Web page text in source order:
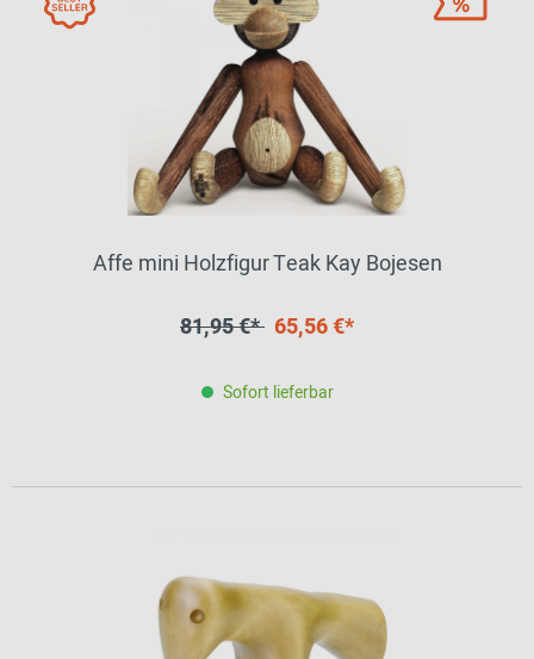
Affe mini Holzfigur Teak Kay Bojesen
81,95 €* 65,56 €*
Sofort lieferbar